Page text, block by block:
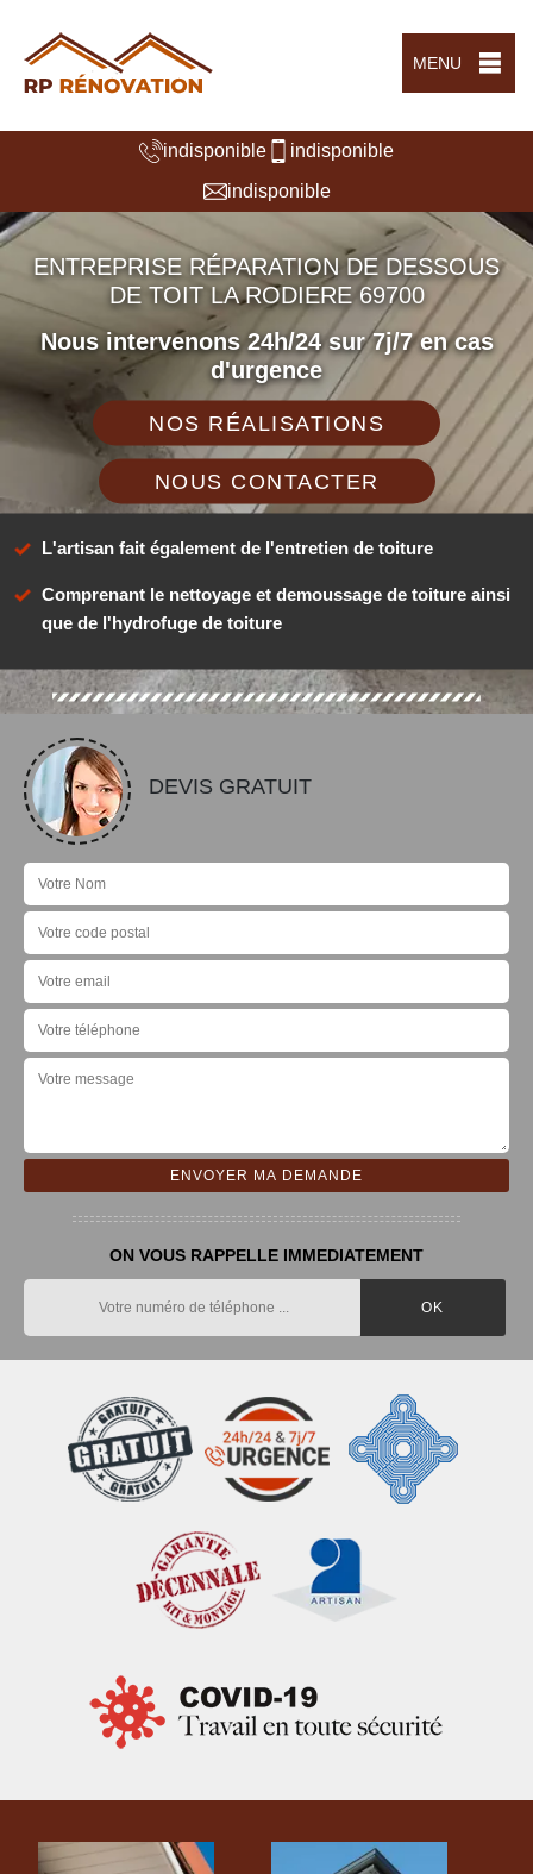
MENU
indisponible
indisponible
indisponible
ENTREPRISE RÉPARATION DE DESSOUS
DE TOIT LA RODIERE 69700
Nous intervenons 24h/24 sur 7j/7 en cas
d'urgence
NOS RÉALISATIONS
NOUS CONTACTER
L'artisan fait également de l'entretien de toiture
Comprenant le nettoyage et demoussage de toiture ainsi
que de l'hydrofuge de toiture
DEVIS GRATUIT
ON VOUS RAPPELLE IMMEDIATEMENT